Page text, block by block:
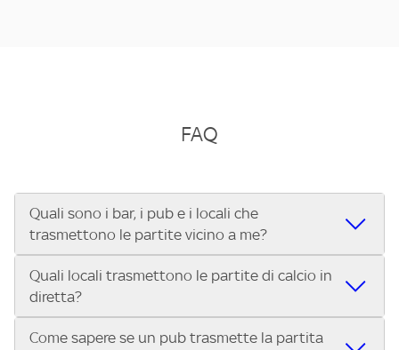
FAQ
Quali sono i bar, i pub e i locali che
trasmettono le partite vicino a me?
Se cerchi un bar, pub, ristorante o locale vicino a te per
vedere le partite di Serie A ENILIVE, la Serie C Sky Wifi, la
UEFA Champions League, la UEFA Europa League, la UEFA
Conference League, il Tennis, la Formula 1®, la MotoGP™ e
Quali locali trasmettono le partite di calcio in
diretta?
Vuoi sapere quali bar, pub o ristoranti mostrano le partite
Come sapere se un pub trasmette la partita